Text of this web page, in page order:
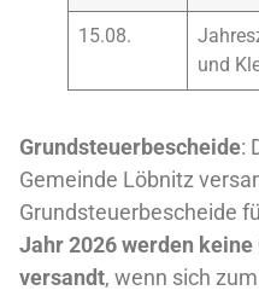
15.08.
und
Grundsteuerbescheide:
Gemeinde Löbnitz
Grundsteuerbescheide
Jahr 2026 werden
versandt, wenn sich